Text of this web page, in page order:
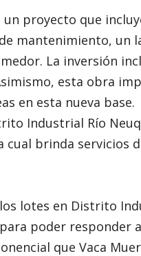
proyecto que
mantenimiento, un
La inversión
esta obra
en esta nueva base.
Industrial Río
cual brinda servicios
lotes en Distrito
poder responder
que Vaca